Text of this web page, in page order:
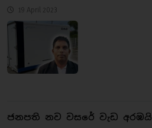
19 April 2023
ජනපති නව වසරේ වැඩ අරඹයි